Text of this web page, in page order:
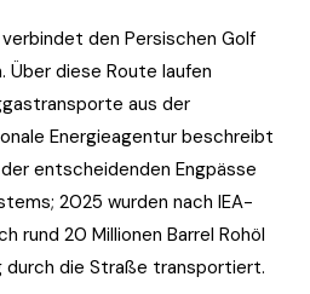
den Persischen Golf
Über diese Route laufen
aus der
Energieagentur beschreibt
entscheidenden Engpässe
2025 wurden nach IEA-
rund 20 Millionen Barrel Rohöl
durch die Straße transportiert.